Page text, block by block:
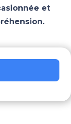
et